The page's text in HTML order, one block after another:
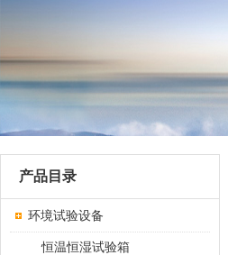
产品目录
环境试验设备
恒温恒湿试验箱